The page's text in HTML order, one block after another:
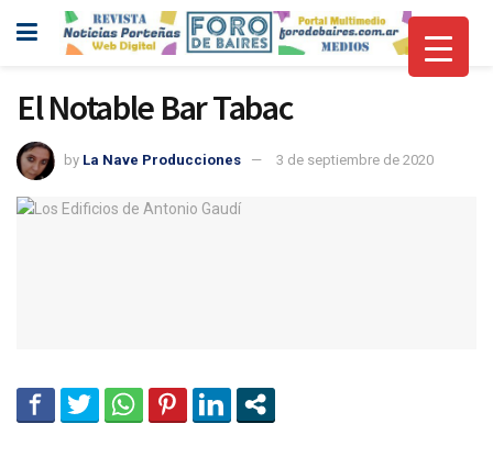
El Notable Bar Tabac
by La Nave Producciones 3 de septiembre de 2020